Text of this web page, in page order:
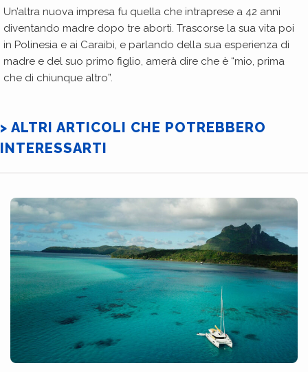
Un’altra nuova impresa fu quella che intraprese a 42 anni
diventando madre dopo tre aborti. Trascorse la sua vita poi
in Polinesia e ai Caraibi, e parlando della sua esperienza di
madre e del suo primo figlio, amerà dire che è “mio, prima
che di chiunque altro”.
> ALTRI ARTICOLI CHE POTREBBERO
INTERESSARTI